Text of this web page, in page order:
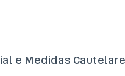
e Medidas